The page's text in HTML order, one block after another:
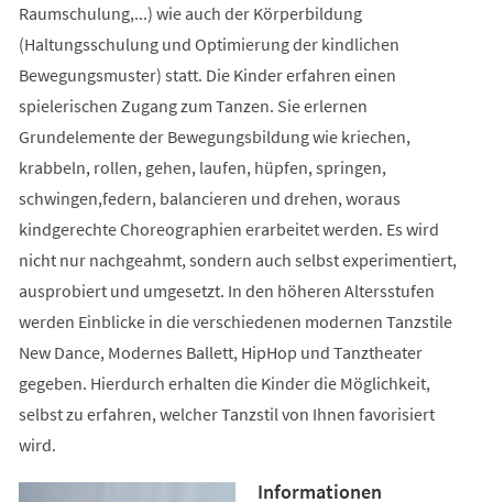
Raumschulung,...) wie auch der Körperbildung
(Haltungsschulung und Optimierung der kindlichen
Bewegungsmuster) statt. Die Kinder erfahren einen
spielerischen Zugang zum Tanzen. Sie erlernen
Grundelemente der Bewegungsbildung wie kriechen,
krabbeln, rollen, gehen, laufen, hüpfen, springen,
schwingen,federn, balancieren und drehen, woraus
kindgerechte Choreographien erarbeitet werden. Es wird
nicht nur nachgeahmt, sondern auch selbst experimentiert,
ausprobiert und umgesetzt. In den höheren Altersstufen
werden Einblicke in die verschiedenen modernen Tanzstile
New Dance, Modernes Ballett, HipHop und Tanztheater
gegeben. Hierdurch erhalten die Kinder die Möglichkeit,
selbst zu erfahren, welcher Tanzstil von Ihnen favorisiert
wird.
Informationen